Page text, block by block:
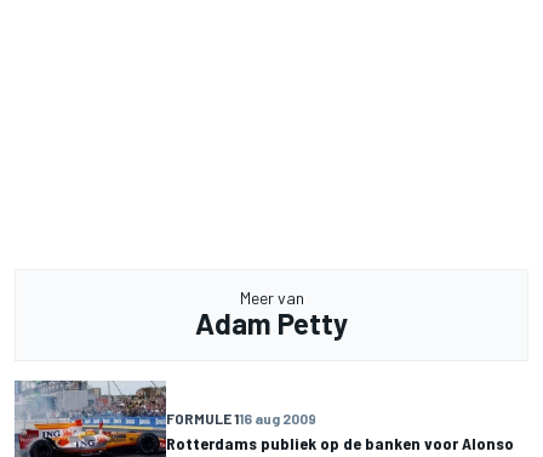
Meer van
Adam Petty
FORMULE 116 aug 2009
Rotterdams publiek op de banken voor Alonso